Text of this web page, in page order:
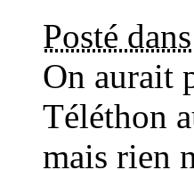
Posté
On aurait
Téléthon
mais rien